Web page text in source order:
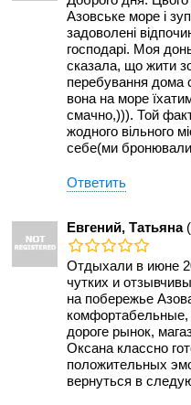
Азовське море і
задоволені
господарі. Моя
сказала, що жити
перебування дома
вона на море
смачно,))). Той
жодного вільного
себе(ми
Ответить
Евгений, Татьяна
Отдыхали в июне
чутких и
на побережье
дороге рынок,
Оксана классно
положительных
вернуться в